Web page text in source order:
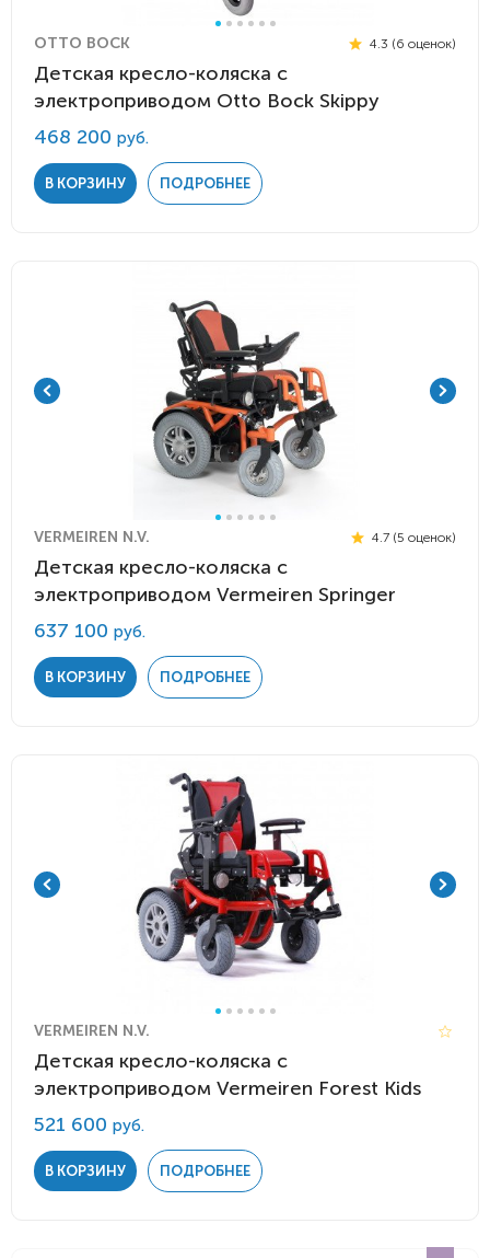
OTTO BOCK 4.3 (6 оценок)
Детская кресло-коляска с
электроприводом Otto Bock Skippy
468 200 руб.
В КОРЗИНУ ПОДРОБНЕЕ
VERMEIREN N.V. 4.7 (5 оценок)
Детская кресло-коляска с
электроприводом Vermeiren Springer
637 100 руб.
В КОРЗИНУ ПОДРОБНЕЕ
VERMEIREN N.V.
Детская кресло-коляска c
электроприводом Vermeiren Forest Kids
521 600 руб.
В КОРЗИНУ ПОДРОБНЕЕ